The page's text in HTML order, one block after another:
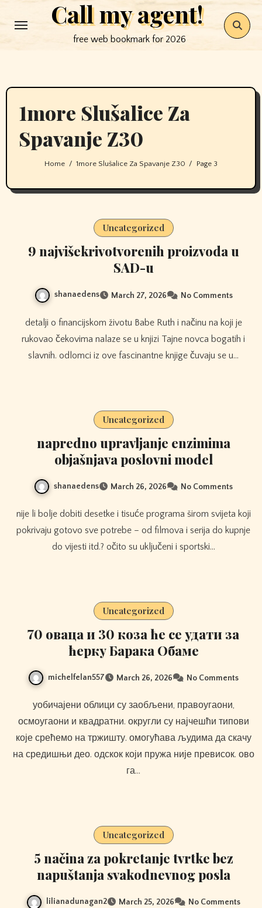
to
Call my agent!
free web bookmark for 2026
1more Slušalice Za
Spavanje Z30
Home 1more Slušalice Za Spavanje Z30 Page 3
Uncategorized
9 najvišekrivotvorenih proizvoda u
SAD-u
shanaedens March 27, 2026 No Comments
detalji o financijskom životu Babe Ruth i načinu na koji je
rukovao čekovima nalaze se u knjizi Tajne novca bogatih i
slavnih. odlomci iz ove fascinantne knjige čuvaju se u…
Uncategorized
napredno upravljanje enzimima
objašnjava poslovni model
shanaedens March 26, 2026 No Comments
nije li bolje dobiti desetke i tisuće programa širom svijeta koji
pokrivaju gotovo sve potrebe – od filmova i serija do kupnje
do vijesti itd.? očito su uključeni i sportski…
Uncategorized
70 оваца и 30 коза ће се удати за
ћерку Барака Обаме
michelfelan557 March 26, 2026 No Comments
уобичајени облици су заобљени, правоугаони,
осмоугаони и квадратни. округли су најчешћи типови
које срећемо на тржишту. омогућава људима да скачу
на средишњи део. одскок који пружа није превисок. ово
га…
Uncategorized
5 načina za pokretanje tvrtke bez
napuštanja svakodnevnog posla
lilianadunagan2 March 25, 2026 No Comments